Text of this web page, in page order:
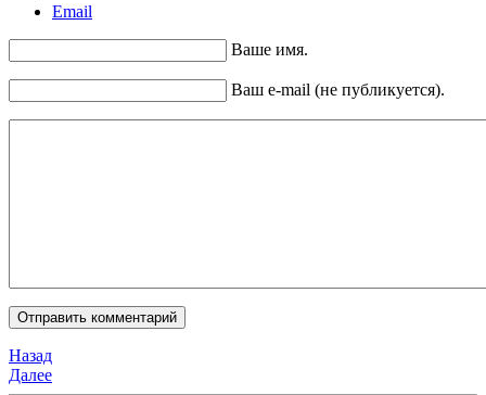
Email
Ваше имя.
Ваш e-mail (не публикуется).
Назад
Далее